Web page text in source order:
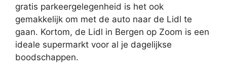
gratis parkeergelegenheid is het ook
gemakkelijk om met de auto naar de Lidl te
gaan. Kortom, de Lidl in Bergen op Zoom is een
ideale supermarkt voor al je dagelijkse
boodschappen.